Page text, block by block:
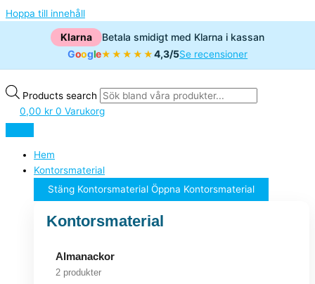
Hoppa till innehåll
Klarna
Betala smidigt med Klarna i kassan
Google★★★★★4,3/5Se recensioner
Products search
0,00 kr 0 Varukorg
Hem
Kontorsmaterial
Stäng Kontorsmaterial Öppna Kontorsmaterial
Kontorsmaterial
Almanackor
2 produkter